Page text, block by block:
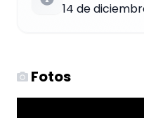
14 de
Fotos